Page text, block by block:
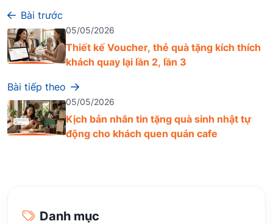
Bài trước
05/05/2026
Thiết kế Voucher, thẻ quà tặng kích thích
khách quay lại lần 2, lần 3
Bài tiếp theo
05/05/2026
Kịch bản nhắn tin tặng quà sinh nhật tự
động cho khách quen quán cafe
Danh mục